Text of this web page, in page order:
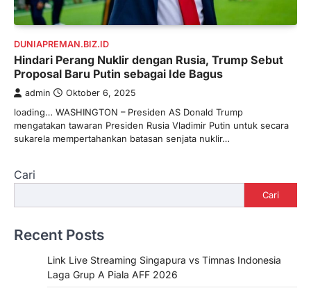
DUNIAPREMAN.BIZ.ID
Hindari Perang Nuklir dengan Rusia, Trump Sebut
Proposal Baru Putin sebagai Ide Bagus
admin Oktober 6, 2025
loading… WASHINGTON – Presiden AS Donald Trump
mengatakan tawaran Presiden Rusia Vladimir Putin untuk secara
sukarela mempertahankan batasan senjata nuklir…
Cari
Cari
Recent Posts
Link Live Streaming Singapura vs Timnas Indonesia
Laga Grup A Piala AFF 2026